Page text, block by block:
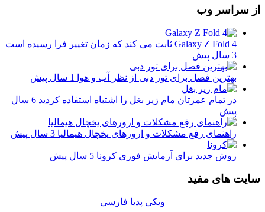
از سراسر وب
Galaxy Z Fold 4 ثابت می کند که زمان تغییر فرا رسیده است
3 سال پیش
بهترین فصل برای تور دبی از نظر آب و هوا 1 سال پیش
در تمام عمرتان مام زیر بغل را اشتباه استفاده کردید
6 سال
پیش
راهنمای رفع مشکلات و ارورهای یخچال هیمالیا 3 سال پیش
روش جدید برای آزمایش فوری کرونا 5 سال پیش
سایت های مفید
ویکی پدیا فارسی